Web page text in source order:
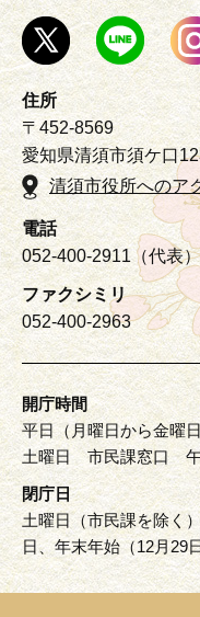
住所
〒452-8569
愛知県清須市須ケ口
清須市役所へのア
電話
052-400-2911（代表）
ファクシミリ
052-400-2963
開庁時間
平日（月曜日から金曜
土曜日 市民課窓口 午
閉庁日
土曜日（市民課を除く
日、年末年始（12月29